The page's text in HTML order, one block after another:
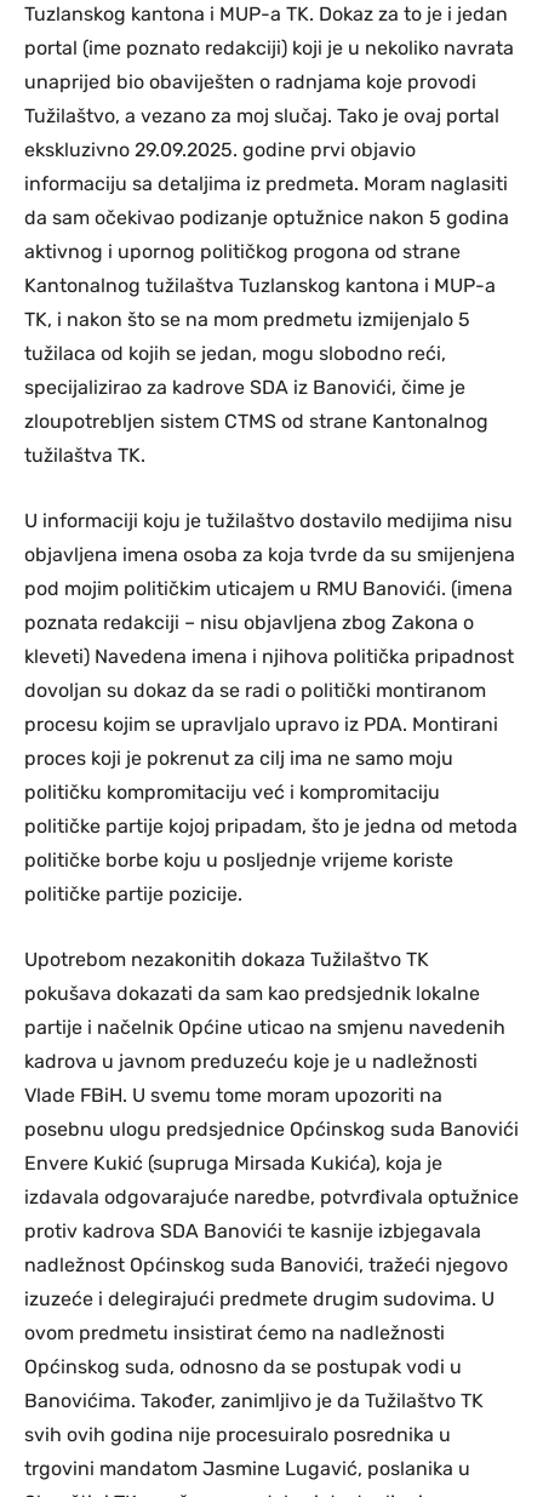
Tuzlanskog kantona i MUP-a TK. Dokaz za to je i jedan
portal (ime poznato redakciji) koji je u nekoliko navrata
unaprijed bio obaviješten o radnjama koje provodi
Tužilaštvo, a vezano za moj slučaj. Tako je ovaj portal
ekskluzivno 29.09.2025. godine prvi objavio
informaciju sa detaljima iz predmeta. Moram naglasiti
da sam očekivao podizanje optužnice nakon 5 godina
aktivnog i upornog političkog progona od strane
Kantonalnog tužilaštva Tuzlanskog kantona i MUP-a
TK, i nakon što se na mom predmetu izmijenjalo 5
tužilaca od kojih se jedan, mogu slobodno reći,
specijalizirao za kadrove SDA iz Banovići, čime je
zloupotrebljen sistem CTMS od strane Kantonalnog
tužilaštva TK.
U informaciji koju je tužilaštvo dostavilo medijima nisu
objavljena imena osoba za koja tvrde da su smijenjena
pod mojim političkim uticajem u RMU Banovići. (imena
poznata redakciji – nisu objavljena zbog Zakona o
kleveti) Navedena imena i njihova politička pripadnost
dovoljan su dokaz da se radi o politički montiranom
procesu kojim se upravljalo upravo iz PDA. Montirani
proces koji je pokrenut za cilj ima ne samo moju
političku kompromitaciju već i kompromitaciju
političke partije kojoj pripadam, što je jedna od metoda
političke borbe koju u posljednje vrijeme koriste
političke partije pozicije.
Upotrebom nezakonitih dokaza Tužilaštvo TK
pokušava dokazati da sam kao predsjednik lokalne
partije i načelnik Općine uticao na smjenu navedenih
kadrova u javnom preduzeću koje je u nadležnosti
Vlade FBiH. U svemu tome moram upozoriti na
posebnu ulogu predsjednice Općinskog suda Banovići
Envere Kukić (supruga Mirsada Kukića), koja je
izdavala odgovarajuće naredbe, potvrđivala optužnice
protiv kadrova SDA Banovići te kasnije izbjegavala
nadležnost Općinskog suda Banovići, tražeći njegovo
izuzeće i delegirajući predmete drugim sudovima. U
ovom predmetu insistirat ćemo na nadležnosti
Općinskog suda, odnosno da se postupak vodi u
Banovićima. Također, zanimljivo je da Tužilaštvo TK
svih ovih godina nije procesuiralo posrednika u
trgovini mandatom Jasmine Lugavić, poslanika u